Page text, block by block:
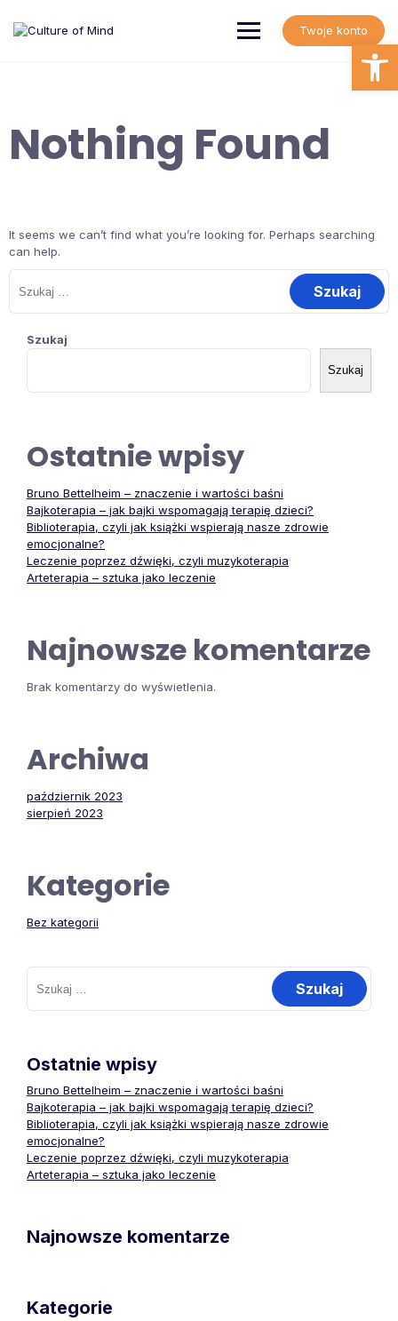
content
Twoje konto
Nothing Found
It seems we can’t find what you’re looking for. Perhaps searching
can help.
Szukaj:
Szukaj
Szukaj
Ostatnie wpisy
Bruno Bettelheim – znaczenie i wartości baśni
Bajkoterapia – jak bajki wspomagają terapię dzieci?
Biblioterapia, czyli jak książki wspierają nasze zdrowie
emocjonalne?
Leczenie poprzez dźwięki, czyli muzykoterapia
Arteterapia – sztuka jako leczenie
Najnowsze komentarze
Brak komentarzy do wyświetlenia.
Archiwa
październik 2023
sierpień 2023
Kategorie
Bez kategorii
Szukaj:
Ostatnie wpisy
Bruno Bettelheim – znaczenie i wartości baśni
Bajkoterapia – jak bajki wspomagają terapię dzieci?
Biblioterapia, czyli jak książki wspierają nasze zdrowie
emocjonalne?
Leczenie poprzez dźwięki, czyli muzykoterapia
Arteterapia – sztuka jako leczenie
Najnowsze komentarze
Kategorie